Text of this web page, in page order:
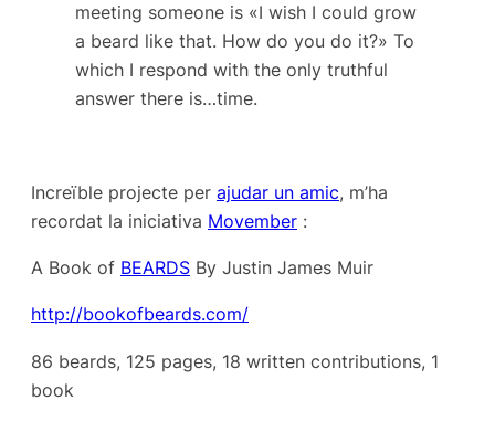
meeting someone is «I wish I could grow
a beard like that. How do you do it?» To
which I respond with the only truthful
answer there is…time.
Increïble projecte per ajudar un amic, m’ha
recordat la iniciativa Movember :
A Book of BEARDS By Justin James Muir
http://bookofbeards.com/
86 beards, 125 pages, 18 written contributions, 1
book